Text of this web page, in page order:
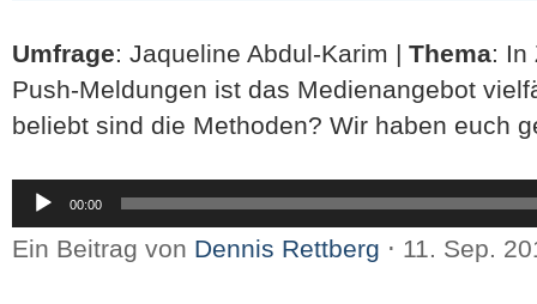
Umfrage: Jaqueline Abdul-Karim | Thema: In
Push-Meldungen ist das Medienangebot
beliebt sind die Methoden? Wir haben euch
Audio-
Player
00:00
Ein Beitrag von Dennis Rettberg ⋅ 11. Sep.